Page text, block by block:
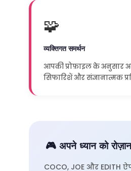
🧩
व्यक्तिगत समर्थन
आपकी प्रोफ़ाइल के अनुसार
सिफारिशें और संज्ञानात्मक
🎮 अपने ध्यान को
COCO, JOE और EDITH